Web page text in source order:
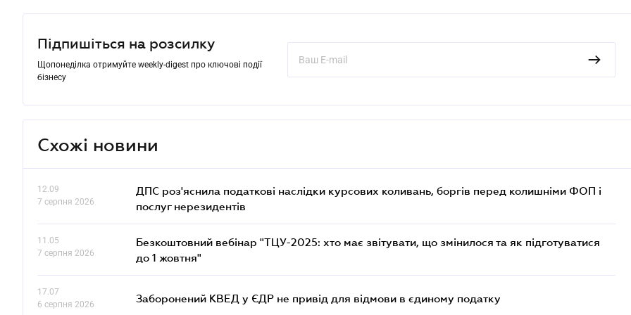
Підпишіться на розсилку
Щопонеділка отримуйте weekly-digest про ключові події
бізнесу
Схожі новини
12.09
7 серпня 2026
ДПС роз'яснила податкові наслідки курсових коливань, боргів перед колишніми ФОП і
послуг нерезидентів
11.05
7 серпня 2026
Безкоштовний вебінар "ТЦУ-2025: хто має звітувати, що змінилося та як підготуватися
до 1 жовтня"
17.07
6 серпня 2026
Заборонений КВЕД у ЄДР не привід для відмови в єдиному податку